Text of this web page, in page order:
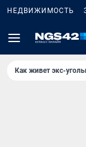
НЕДВИЖИМОСТЬ
Как живет экс-